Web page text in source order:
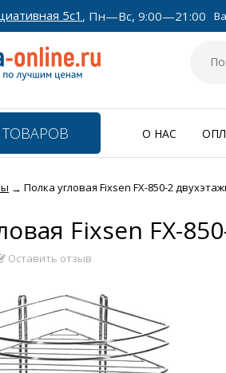
5с1 , Пн—Вс, 9:00—21:00
ТОВАРОВ О НАС
→ Полка угловая Fixsen FX-850-2
Fixsen FX-
Оставить отзыв